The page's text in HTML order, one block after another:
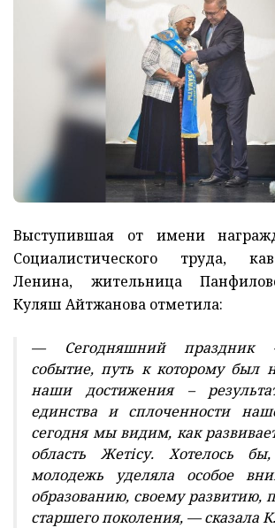
Выступившая от имени
Социалистического труда,
Ленина, жительница
Куляш Айтжанова отметила:
— Сегодняшний праздник
событие, путь к которому был
наши достижения –
единства и сплоченности
сегодня мы видим, как
область Жетісу. Хотелось
молодежь уделяла особое
образованию, своему развитию,
старшего поколения, — сказала